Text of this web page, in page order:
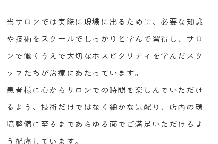
当サロンでは実際に現場に出るために、必要な知識
や技術をスクールでしっかりと学んで習得し、 サロ
ンで働くうえで大切なホスピタリティを学んだスタ
ッフたちが治療にあたっています。
患者様に心からサロンでの時間を楽しんでいただけ
るよう、 技術だけではなく細かな気配り、店内の環
境整備に至るまであらゆる面でご満足いただけるよ
う配慮しています。